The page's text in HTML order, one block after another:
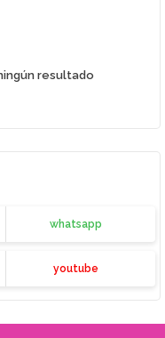
resultado
whatsapp
youtube